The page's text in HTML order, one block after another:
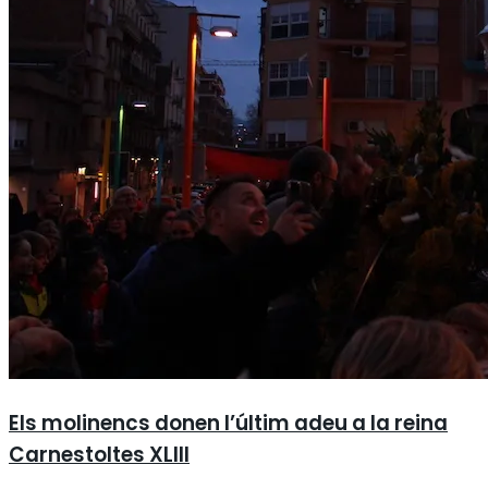
Els molinencs donen l’últim adeu a la reina
Carnestoltes XLIII